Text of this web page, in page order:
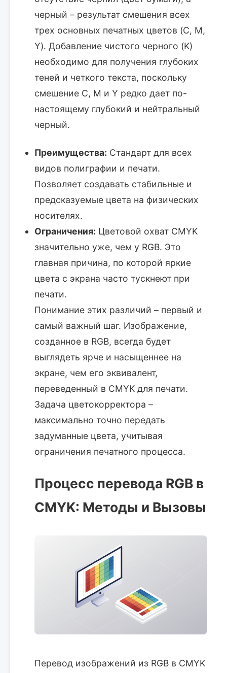
черный – результат смешения всех
трех основных печатных цветов (C, M,
Y). Добавление чистого черного (K)
необходимо для получения глубоких
теней и четкого текста, поскольку
смешение C, M и Y редко дает по-
настоящему глубокий и нейтральный
черный.
Преимущества: Стандарт для всех
видов полиграфии и печати.
Позволяет создавать стабильные и
предсказуемые цвета на физических
носителях.
Ограничения: Цветовой охват CMYK
значительно уже, чем у RGB. Это
главная причина, по которой яркие
цвета с экрана часто тускнеют при
печати.
Понимание этих различий – первый и
самый важный шаг. Изображение,
созданное в RGB, всегда будет
выглядеть ярче и насыщеннее на
экране, чем его эквивалент,
переведенный в CMYK для печати.
Задача цветокорректора –
максимально точно передать
задуманные цвета, учитывая
ограничения печатного процесса.
Процесс перевода RGB в
CMYK: Методы и Вызовы
Перевод изображений из RGB в CMYK